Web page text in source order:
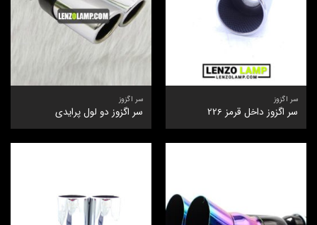
سر اگزوز
سر اگزوز داخل قرمز 226
سر اگزوز
سر اگزوز دو لول پرایدی